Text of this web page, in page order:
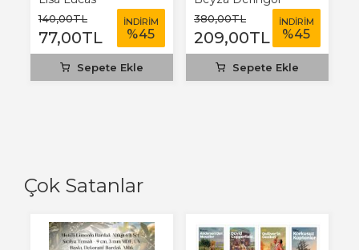
Çok Satanlar
140,00TL
77,00TL
İNDİRİM
%45
Sepete Ekle
380,00TL
209,00TL
İNDİRİM
%45
Sepete Ekle